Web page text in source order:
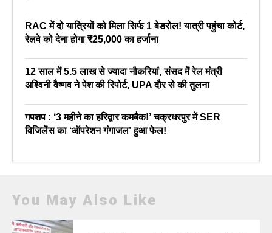
RAC में दो यात्रियों को मिला सिर्फ 1 बेडरोल! यात्री पहुंचा कोर्ट,
रेलवे को देना होगा ₹25,000 का हर्जाना
12 साल में 5.5 लाख से ज्यादा नौकरियां, संसद में रेल मंत्री
अश्विनी वैष्णव ने पेश की रिपोर्ट, UPA दौर से की तुलना
गपशप : ‘3 महीने का हरिद्वार कमबैक!’ चक्रधरपुर में SER
विजिलेंस का ‘ऑपरेशन गंगाजल’ हुआ फेल!
You May Also Like